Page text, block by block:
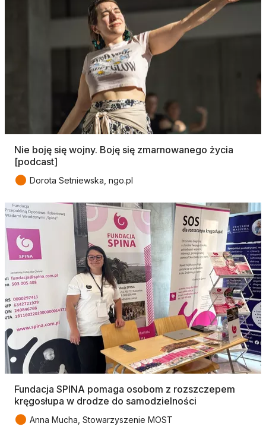
Nie boję się wojny. Boję się zmarnowanego życia
[podcast]
● Dorota Setniewska, ngo.pl
Fundacja SPINA pomaga osobom z rozszczepem
kręgosłupa w drodze do samodzielności
● Anna Mucha, Stowarzyszenie MOST